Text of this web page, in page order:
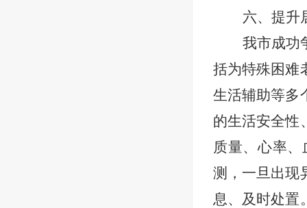
六、提升
我市成功
括为特殊困难
生活辅助等多
的生活安全性
质量、心率
测，一旦出现
息、及时处置